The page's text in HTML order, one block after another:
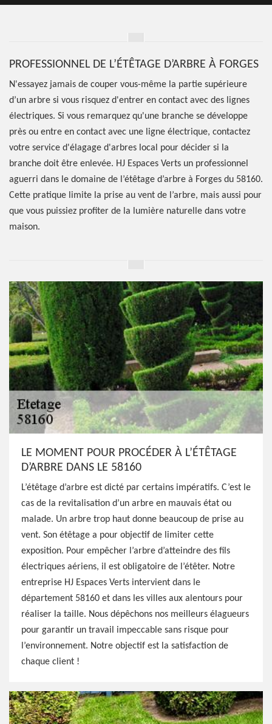
PROFESSIONNEL DE L’ÉTÊTAGE D’ARBRE À FORGES
N'essayez jamais de couper vous-même la partie supérieure
d’un arbre si vous risquez d'entrer en contact avec des lignes
électriques. Si vous remarquez qu'une branche se développe
près ou entre en contact avec une ligne électrique, contactez
votre service d'élagage d'arbres local pour décider si la
branche doit être enlevée. HJ Espaces Verts un professionnel
aguerri dans le domaine de l’étêtage d’arbre à Forges du 58160.
Cette pratique limite la prise au vent de l’arbre, mais aussi pour
que vous puissiez profiter de la lumière naturelle dans votre
maison.
LE MOMENT POUR PROCÉDER À L’ÉTÊTAGE
D’ARBRE DANS LE 58160
L’étêtage d’arbre est dicté par certains impératifs. C’est le
cas de la revitalisation d’un arbre en mauvais état ou
malade. Un arbre trop haut donne beaucoup de prise au
vent. Son étêtage a pour objectif de limiter cette
exposition. Pour empêcher l’arbre d’atteindre des fils
électriques aériens, il est obligatoire de l’étêter. Notre
entreprise HJ Espaces Verts intervient dans le
département 58160 et dans les villes aux alentours pour
réaliser la taille. Nous dépêchons nos meilleurs élagueurs
pour garantir un travail impeccable sans risque pour
l’environnement. Notre objectif est la satisfaction de
chaque client !